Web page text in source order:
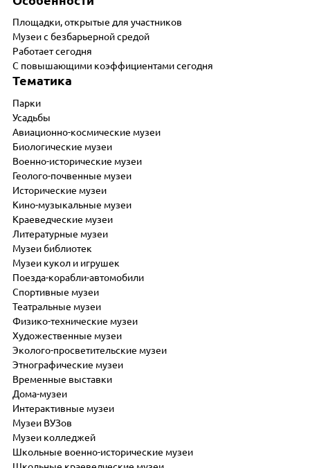
Площадки, открытые для участников
Музеи с безбарьерной средой
Работает сегодня
С повышающими коэффициентами сегодня
Тематика
Парки
Усадьбы
Авиационно-космические музеи
Биологические музеи
Военно-исторические музеи
Геолого-почвенные музеи
Исторические музеи
Кино-музыкальные музеи
Краеведческие музеи
Литературные музеи
Музеи библиотек
Музеи кукол и игрушек
Поезда-корабли-автомобили
Спортивные музеи
Театральные музеи
Физико-технические музеи
Художественные музеи
Эколого-просветительские музеи
Этнографические музеи
Временные выставки
Дома-музеи
Интерактивные музеи
Музеи ВУЗов
Музеи колледжей
Школьные военно-исторические музеи